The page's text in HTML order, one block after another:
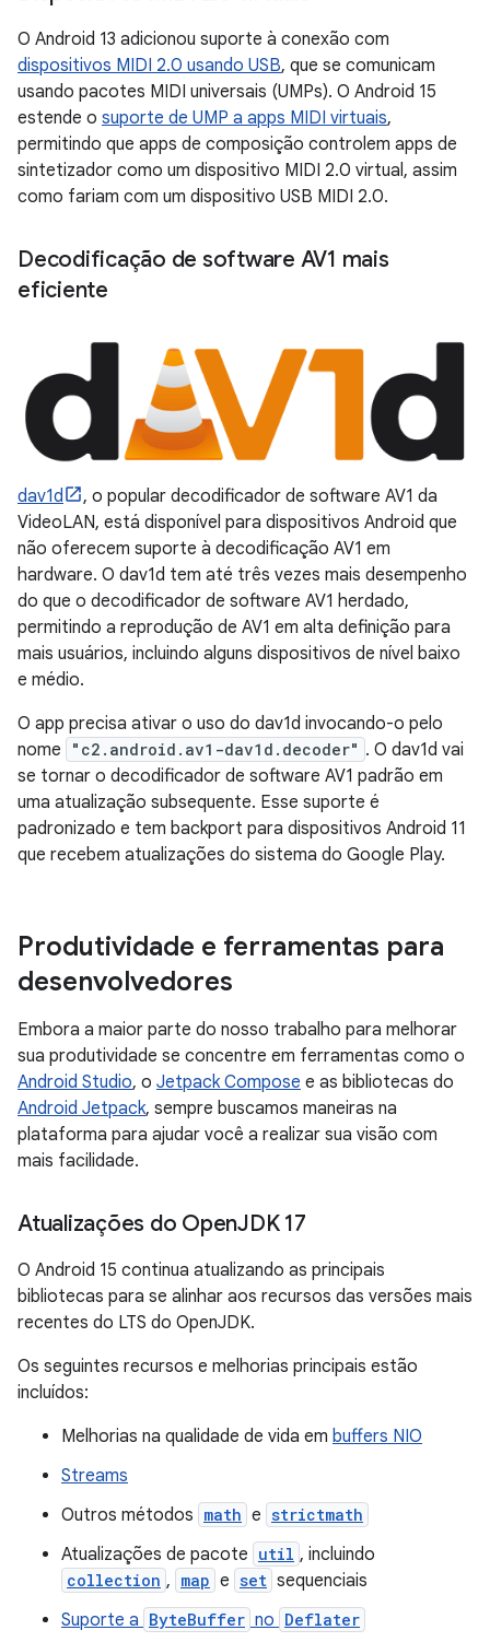
O Android 13 adicionou suporte à conexão com
dispositivos MIDI 2.0 usando USB, que se comunicam
usando pacotes MIDI universais (UMPs). O Android 15
estende o suporte de UMP a apps MIDI virtuais,
permitindo que apps de composição controlem apps de
sintetizador como um dispositivo MIDI 2.0 virtual, assim
como fariam com um dispositivo USB MIDI 2.0.
Decodificação de software AV1 mais
eficiente
dav1d
, o popular decodificador de software AV1 da
VideoLAN, está disponível para dispositivos Android que
não oferecem suporte à decodificação AV1 em
hardware. O dav1d tem até três vezes mais desempenho
do que o decodificador de software AV1 herdado,
permitindo a reprodução de AV1 em alta definição para
mais usuários, incluindo alguns dispositivos de nível baixo
e médio.
O app precisa ativar o uso do dav1d invocando-o pelo
nome
"c2.android.av1-dav1d.decoder" . O dav1d vai
se tornar o decodificador de software AV1 padrão em
uma atualização subsequente. Esse suporte é
padronizado e tem backport para dispositivos Android 11
que recebem atualizações do sistema do Google Play.
Produtividade e ferramentas para
desenvolvedores
Embora a maior parte do nosso trabalho para melhorar
sua produtividade se concentre em ferramentas como o
Android Studio, o Jetpack Compose e as bibliotecas do
Android Jetpack, sempre buscamos maneiras na
plataforma para ajudar você a realizar sua visão com
mais facilidade.
Atualizações do OpenJDK 17
O Android 15 continua atualizando as principais
bibliotecas para se alinhar aos recursos das versões mais
recentes do LTS do OpenJDK.
Os seguintes recursos e melhorias principais estão
incluídos:
Melhorias na qualidade de vida em buffers NIO
Streams
Outros métodos math e strictmath
Atualizações de pacote util , incluindo
collection , map e set sequenciais
Suporte a ByteBuffer no Deflater